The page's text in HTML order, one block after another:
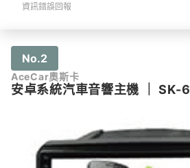
資訊錯誤回報
No.2
AceCar奧斯卡
安卓系統汽車音響主機 ｜SK-6